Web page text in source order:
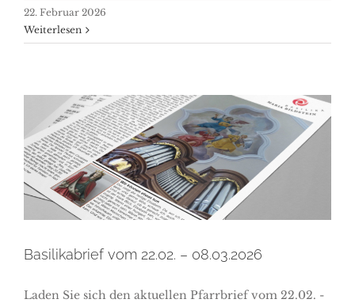
22. Februar 2026
Weiterlesen
Basilikabrief vom 22.02. –
08.03.2026
Basilikabrief vom 22.02. – 08.03.2026
Laden Sie sich den aktuellen Pfarrbrief vom 22.02. -